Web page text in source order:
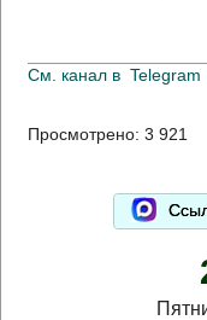
См. канал в Telegram
Просмотрено:3 921